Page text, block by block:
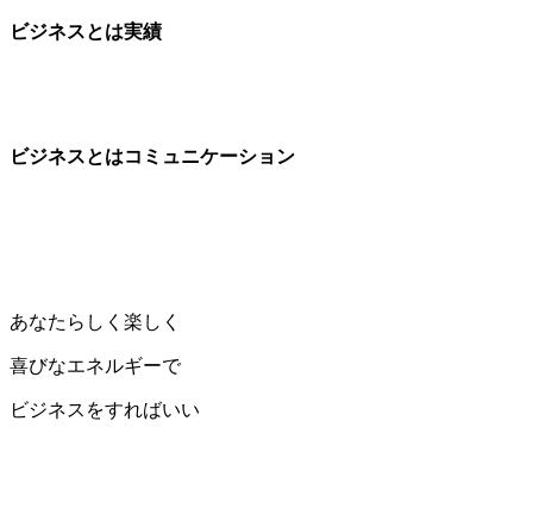
ビジネスとは実績
ビジネスとはコミュニケーション
あなたらしく楽しく
喜びなエネルギーで
ビジネスをすればいい